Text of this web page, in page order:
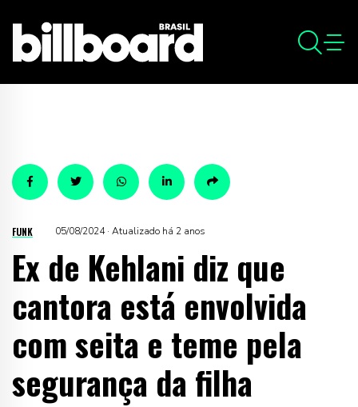
FUNK 05/08/2024 · Atualizado há 2 anos
Ex de Kehlani diz que
cantora está envolvida
com seita e teme pela
segurança da filha